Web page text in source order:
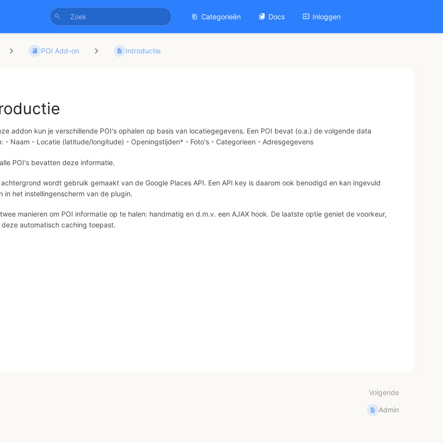
Categorieën Docs Inloggen
POI Add-on Introductie
addon kun je verschillende POI's ophalen op basis van locatiegegevens. Een POI bevat (o.a.) de volgende data
- Naam - Locatie (latitude/longitude) - Openingstijden* - Foto's - Categorieen - Adresgegevens
POI's bevatten deze informatie.
wordt gebruik gemaakt van de Google Places API. Een API key is daarom ook benodigd en kan ingevuld
in het instellingenscherm van de plugin.
manieren om POI informatie op te halen: handmatig en d.m.v. een AJAX hook. De laatste optie geniet de voorkeur,
automatisch caching toepast.
Volgende
Admin